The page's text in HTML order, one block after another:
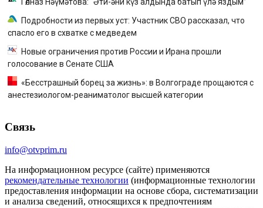
Подробности из первых уст: Участник СВО рассказал, что
спасло его в схватке с медведем
Новые ограничения против России и Ирана прошли
голосование в Сенате США
«Бесстрашный борец за жизнь»: в Волгограде прощаются с
анестезиологом-реаниматолог высшей категории
Связь
info@otvprim.ru
На информационном ресурсе (сайте) применяются
рекомендательные технологии (информационные технологии
предоставления информации на основе сбора, систематизации
и анализа сведений, относящихся к предпочтениям